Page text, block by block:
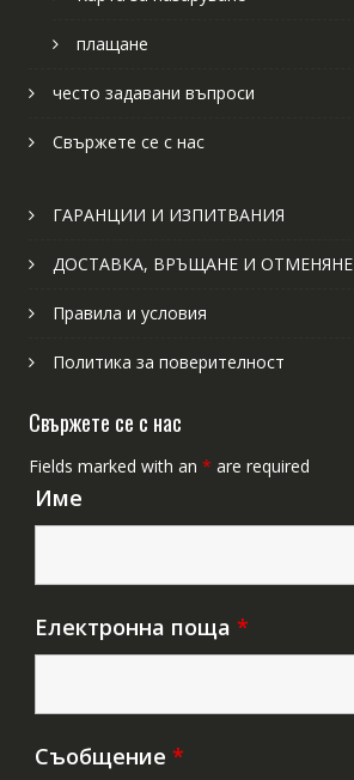
плащане
често задавани въпроси
Свържете се с нас
ГАРАНЦИИ И ИЗПИТВАНИЯ
ДОСТАВКА, ВРЪЩАНЕ И ОТМЕНЯНЕ
Правила и условия
Политика за поверителност
Свържете се с нас
Fields marked with an * are required
Име
Електронна поща *
Съобщение *